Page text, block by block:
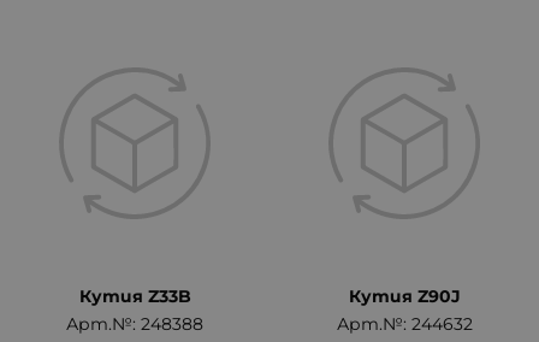
Кутия Z33B
Арт.№: 248388
Кутия Z90J
Арт.№: 244632